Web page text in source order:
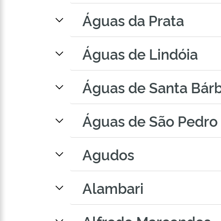
Águas da Prata
Águas de Lindóia
Águas de Santa
Águas de São Pedro
Agudos
Alambari